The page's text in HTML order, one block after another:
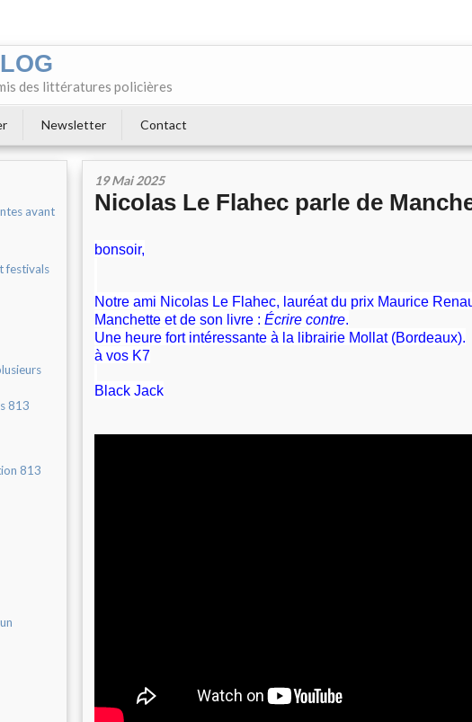
des littératures policières
Newsletter Contact
avant
festivals
813
813
19 Mai 2025
Nicolas Le Flahec parle de
bonsoir,
Notre ami Nicolas Le Flahec, lauréat du prix Maurice
Manchette et de son livre : Écrire contre.
Une heure fort intéressante à la librairie Mollat (Bordeaux).
à vos K7
Black Jack